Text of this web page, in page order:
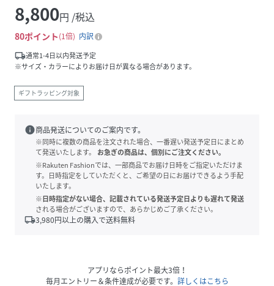
8,800円 /税込
80ポイント 1倍
内訳
local_shipping通常1-4日以内発送予定
※サイズ・カラーによりお届け日が異なる場合があります。
ギフトラッピング対象
info商品発送についてのご案内です。
※同時に複数の商品を注文された場合、一番遅い発送予定日にまとめ
て発送いたします。
お急ぎの商品は、個別にご注文ください。
※Rakuten Fashionでは、一部商品でお届け日時をご指定いただけま
す。日時指定をしていただくと、ご希望の日にお届けできるよう手配
いたします。
※日時指定がない場合、記載されている発送予定日よりも遅れて発送
される場合がございますので、あらかじめご了承ください。
local_shipping3,980円以上の購入で送料無料
アプリならポイント最大3倍！
毎月エントリー＆条件達成が必要です。 詳しくはこちら